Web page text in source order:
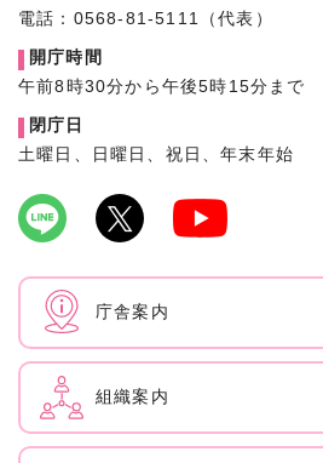
電話：0568-81-5111（代表）
開庁時間
午前8時30分から午後5時15分まで
閉庁日
土曜日、日曜日、祝日、年末年始
庁舎案内
組織案内